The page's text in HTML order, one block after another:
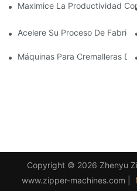
Maximice La Productividad
Acelere Su Proceso De
Máquinas Para Cremalleras
Copyright © 2026 Zhenyu
www.zipper-machines.com |